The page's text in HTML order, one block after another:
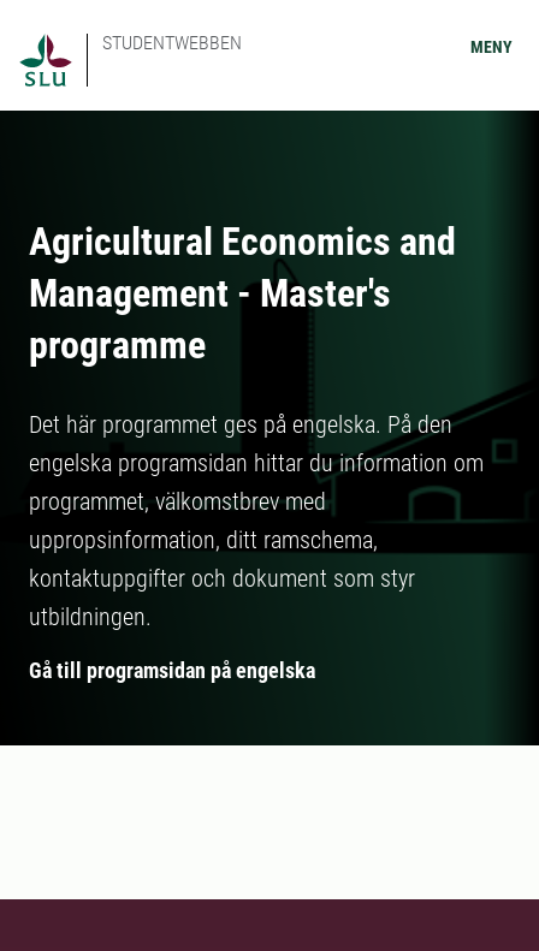
STUDENTWEBBEN MENY
Agricultural Economics and
Management - Master's
programme
Det här programmet ges på engelska. På den
engelska programsidan hittar du information om
programmet, välkomstbrev med
uppropsinformation, ditt ramschema,
kontaktuppgifter och dokument som styr
utbildningen.
Gå till programsidan på engelska